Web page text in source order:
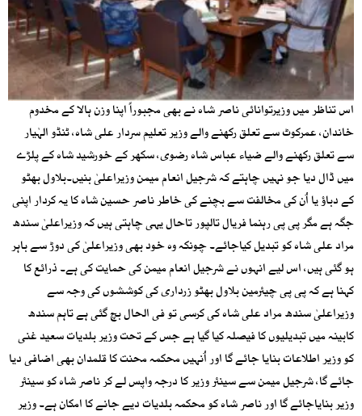
اس تناظر میں وزیرتوانائی ناصر شاہ نے بھی مجبوراً اپنا وزن ہالا کے مخدوم
خاندان، عمرکوٹ سے تعلق رکھنے والے وزیر تعلیم سردار علی شاہ، ٹنڈو الہٰیار
سے تعلق رکھنے والے ضیاء عباس شاہ رضوی، سکھر کے خورشید شاہ کے پلڑے
میں ڈال دیا جو نہیں چاہتے کہ شرجیل انعام میمن وزیراعلیٰ بنیں۔بلاول بھٹو
کے دباؤ یا اُن کی مخالفت سے بچنے کی خاطر ناصر حسین شاہ کا یہ کردار اپنی
جگہ ہے مگر پی پی رہنما فریال تالپور تاحال یہی چاہتی ہیں کہ وزیراعلیٰ سندھ
مراد علی شاہ کو تبدیل کیاجائے۔ چونکہ وہ خود بھی وزیراعلیٰ کی دوڑ سے باہر
ہو گئی ہیں، اس لیے انہوں نے شرجیل انعام میمن کی حمایت کی ہے۔ ذرائع کا
کہنا ہے کہ پی پی چیئرمین بلاول بھٹو زرداری کی کوششوں کی وجہ سے
وزیراعلیٰ سندھ مراد علی شاہ کی کرسی تو فی الحال بچ گئی ہے تاہم سندھ
کابینہ میں تبدیلیوں کا فیصلہ کیا گیا ہے جس کے تحت وزیر بلدیات سعید غنی
کو وزیر اطلاعات بنایا جائے گا اور اُنہیں محکمہ محنت کا قلمدان بھی اضافی دیا
جائے گا، شرجیل میمن سے سینئر وزیر کا درجہ واپس لے کر ناصر شاہ کو سینئر
وزیر بنایاجائے گا اور ناصر شاہ کو محکمہ بلدیات دیے جانے کا امکان ہے۔ وزیر